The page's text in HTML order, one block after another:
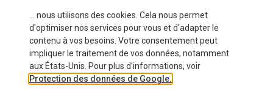
... nous utilisons des cookies. Cela nous permet
d'optimiser nos services pour vous et d'adapter le
contenu à vos besoins. Votre consentement peut
impliquer le traitement de vos données, notamment
aux États-Unis. Pour plus d'informations, voir
Protection des données de Google.